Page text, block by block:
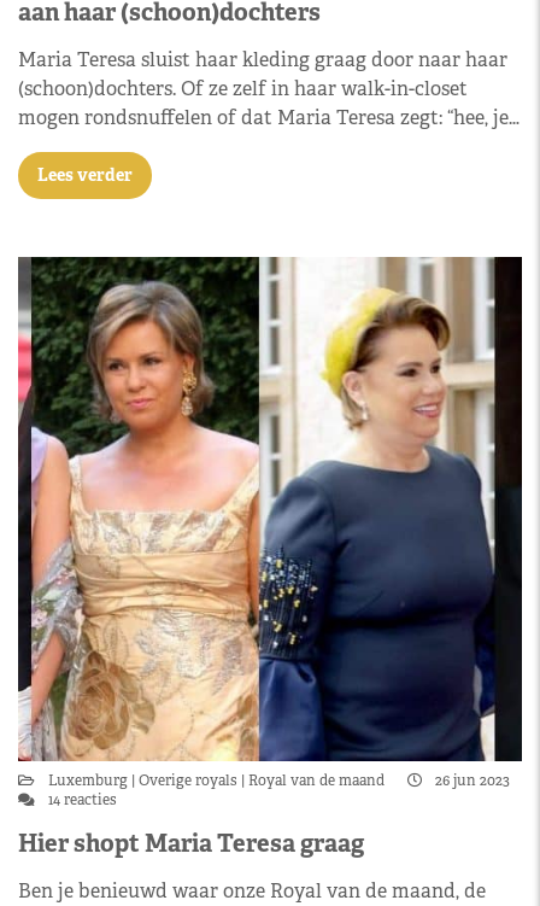
aan haar (schoon)dochters
Maria Teresa sluist haar kleding graag door naar haar
(schoon)dochters. Of ze zelf in haar walk-in-closet
mogen rondsnuffelen of dat Maria Teresa zegt: “hee, je…
Lees verder
Luxemburg Overige royals Royal van de maand
26 jun 2023
14 reacties
Hier shopt Maria Teresa graag
Ben je benieuwd waar onze Royal van de maand, de